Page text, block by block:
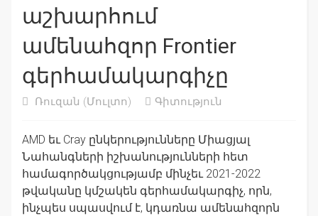
աշխարհում
ամենահզոր Frontier
գերհամակարգիչը
Ռուզան (Մուլտո) Գիտություն
AMD եւ Cray ընկերությունները Միացյալ
Նահանգների իշխանությունների հետ
համագործակցությամբ մինչեւ 2021-2022
թվականը կմշակեն գերհամակարգիչ, որն,
ինչպես սպասվում է, կդառնա ամենահզորն